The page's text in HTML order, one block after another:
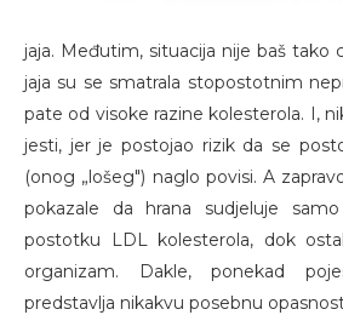
jaja. Međutim, situacija nije baš tako
jaja su se smatrala stopostotnim
pate od visoke razine kolesterola. I,
jesti, jer je postojao rizik da se
(onog „lošeg") naglo povisi. A
pokazale da hrana sudjeluje
postotku LDL kolesterola, dok
organizam. Dakle, ponekad
predstavlja nikakvu posebnu